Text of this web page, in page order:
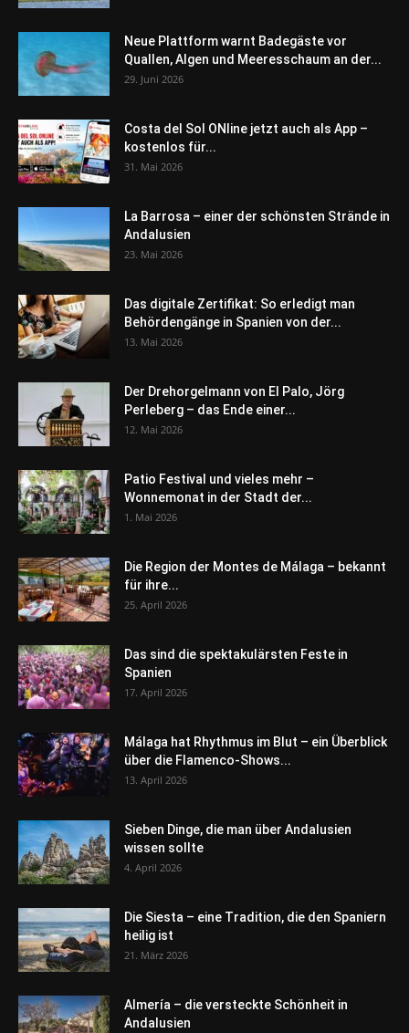
Neue Plattform warnt Badegäste vor
Quallen, Algen und Meeresschaum an der...
29. Juni 2026
Costa del Sol ONline jetzt auch als App –
kostenlos für...
31. Mai 2026
La Barrosa – einer der schönsten Strände in
Andalusien
23. Mai 2026
Das digitale Zertifikat: So erledigt man
Behördengänge in Spanien von der...
13. Mai 2026
Der Drehorgelmann von El Palo, Jörg
Perleberg – das Ende einer...
12. Mai 2026
Patio Festival und vieles mehr –
Wonnemonat in der Stadt der...
1. Mai 2026
Die Region der Montes de Málaga – bekannt
für ihre...
25. April 2026
Das sind die spektakulärsten Feste in
Spanien
17. April 2026
Málaga hat Rhythmus im Blut – ein Überblick
über die Flamenco-Shows...
13. April 2026
Sieben Dinge, die man über Andalusien
wissen sollte
4. April 2026
Die Siesta – eine Tradition, die den Spaniern
heilig ist
21. März 2026
Almería – die versteckte Schönheit in
Andalusien